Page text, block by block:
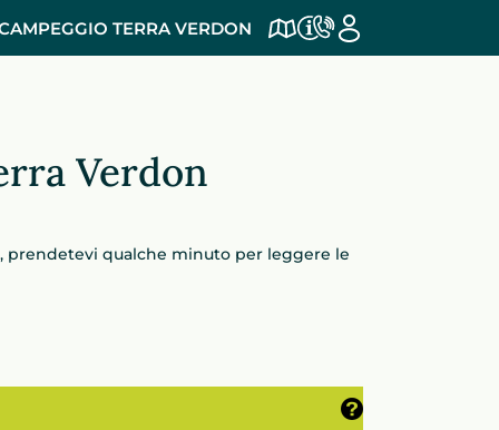
TERRA VERDON
Verdon
prendetevi qualche minuto per leggere le